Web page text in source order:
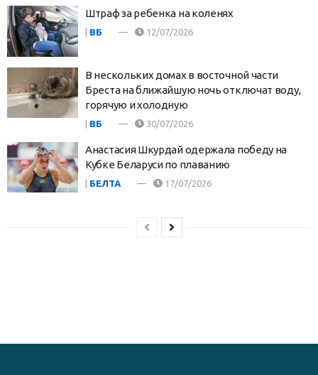
Штраф за ребенка на коленях
ВБ 12/07/2026
В нескольких домах в восточной части
Бреста на ближайшую ночь отключат воду,
горячую и холодную
ВБ 30/07/2026
Анастасия Шкурдай одержала победу на
Кубке Беларуси по плаванию
БЕЛТА 17/07/2026